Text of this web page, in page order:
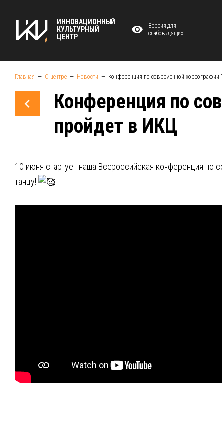
ИННОВАЦИОННЫЙ
КУЛЬТУРНЫЙ
ЦЕНТР
Версия для
слабовидящих
Главная О центре Новости Конференция по современной
Конференция по
пройдет в ИКЦ
10 июня стартует наша Всероссийская конференция
танцу!